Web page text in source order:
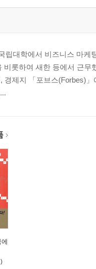
립대학에서 비즈니스 마
비롯하여 새한 등에서 근무
경제지 「포브스(Forbes)